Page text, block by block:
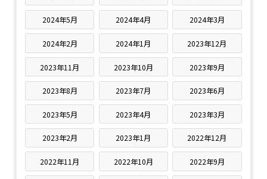
2024年5月 2024年4月 2024年3月
2024年2月 2024年1月 2023年12月
2023年11月 2023年10月 2023年9月
2023年8月 2023年7月 2023年6月
2023年5月 2023年4月 2023年3月
2023年2月 2023年1月 2022年12月
2022年11月 2022年10月 2022年9月